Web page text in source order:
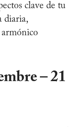
clave de tu
diaria,
armónico
– 21